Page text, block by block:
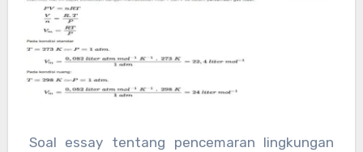
Soal essay tentang pencemaran lingkungan